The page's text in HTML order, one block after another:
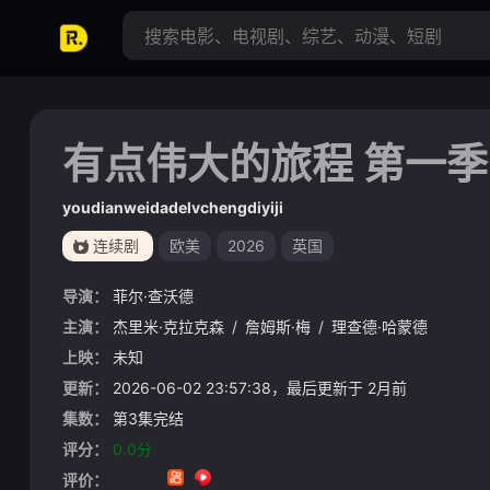
有点伟大的旅程 第一季
youdianweidadelvchengdiyiji
连续剧 欧美 2026 英国
导演：
菲尔·查沃德
主演：
杰里米·克拉克森 / 詹姆斯·梅 / 理查德·哈蒙德
上映：
未知
更新：
2026-06-02 23:57:38，最后更新于 2月前
集数：
第3集完结
评分：
0.0分
评价：